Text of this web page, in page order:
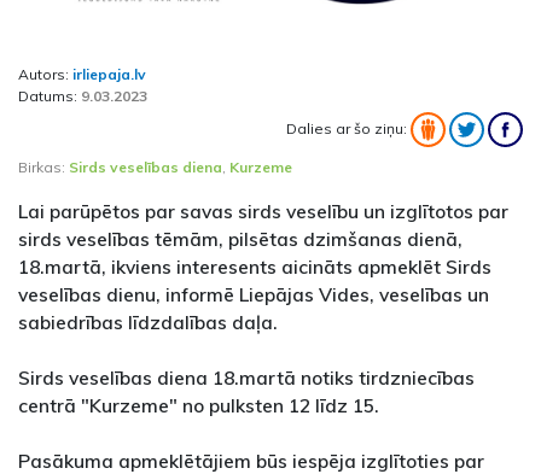
Autors: irliepaja.lv
Datums: 9.03.2023
Dalies ar šo ziņu:
Birkas: Sirds veselības diena Kurzeme
Lai parūpētos par savas sirds veselību un izglītotos par
sirds veselības tēmām, pilsētas dzimšanas dienā,
18.martā, ikviens interesents aicināts apmeklēt Sirds
veselības dienu, informē Liepājas Vides, veselības un
sabiedrības līdzdalības daļa.
Sirds veselības diena 18.martā notiks tirdzniecības
centrā "Kurzeme" no pulksten 12 līdz 15.
Pasākuma apmeklētājiem būs iespēja izglītoties par